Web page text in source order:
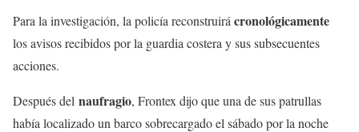
Para la investigación, la policía reconstruirá cronológicamente
los avisos recibidos por la guardia costera y sus subsecuentes
acciones.
Después del naufragio, Frontex dijo que una de sus patrullas
había localizado un barco sobrecargado el sábado por la noche